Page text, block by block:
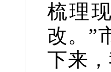
梳理
改。”
下来